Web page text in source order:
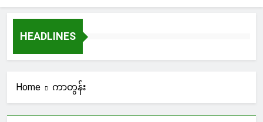
HEADLINES
Home ကာတွန်း